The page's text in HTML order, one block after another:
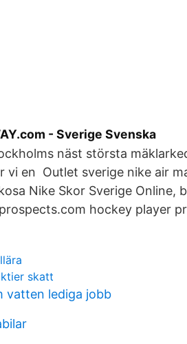
- Sverige Svenska
näst största
vi en Outlet sverige nike air
Nike Skor Sverige Online,
hockey player
skatt
vatten lediga jobb